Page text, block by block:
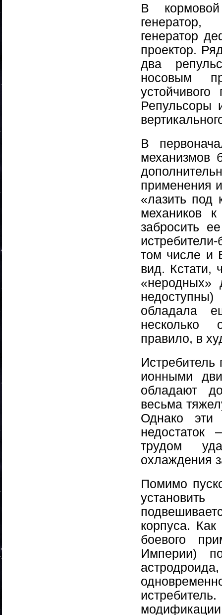
В
генератор,
генератор
проектор.
два
носовым
Репульсоры
В
механизмов
применения
«лазить под
механиков
забросить
том числе и
вид. Кстати,
«неродных»
обладала
несколько
правило, в
ионными
обладают
весьма
Однако эти
трудом
охлаждения
Помимо
корпуса.
боевого
Империи)